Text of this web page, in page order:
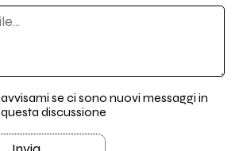
avvisami se ci sono nuovi messaggi in
questa discussione